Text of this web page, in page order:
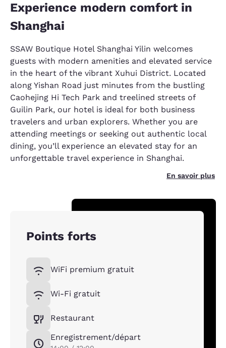
Experience modern comfort in
Shanghai
SSAW Boutique Hotel Shanghai Yilin welcomes
guests with modern amenities and elevated service
in the heart of the vibrant Xuhui District. Located
along Yishan Road just minutes from the bustling
Caohejing Hi Tech Park and treelined streets of
Guilin Park, our hotel is ideal for both business
travelers and urban explorers. Whether you are
attending meetings or seeking out authentic local
dining, you’ll experience an elevated stay for an
unforgettable travel experience in Shanghai.
En savoir plus
Points forts
WiFi premium gratuit
Wi-Fi gratuit
Restaurant
Enregistrement/départ